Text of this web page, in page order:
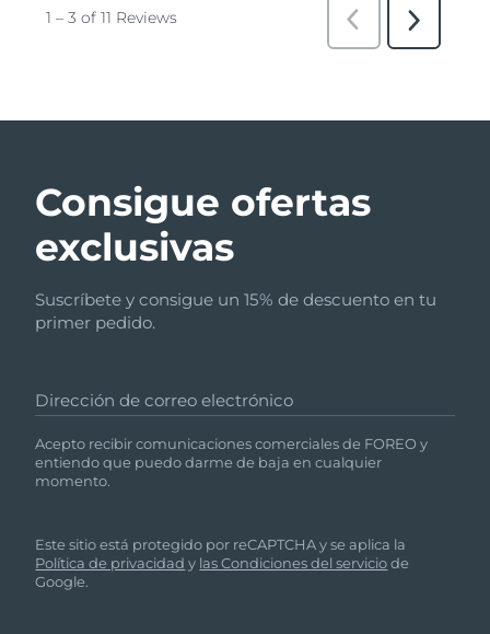
Consigue ofertas
exclusivas
Suscríbete y consigue un 15% de descuento en tu
primer pedido.
Dirección de correo electrónico
Acepto recibir comunicaciones comerciales de FOREO y
entiendo que puedo darme de baja en cualquier
momento.
Este sitio está protegido por reCAPTCHA y se aplica la
Política de privacidad y las Condiciones del serviciode
Google.